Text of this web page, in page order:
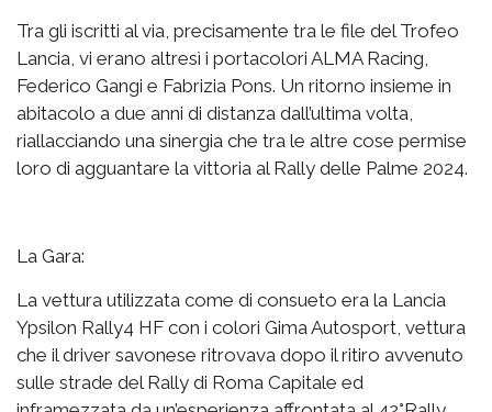
Tra gli iscritti al via, precisamente tra le file del Trofeo
Lancia, vi erano altresì i portacolori ALMA Racing,
Federico Gangi e Fabrizia Pons. Un ritorno insieme in
abitacolo a due anni di distanza dall’ultima volta,
riallacciando una sinergia che tra le altre cose permise
loro di agguantare la vittoria al Rally delle Palme 2024.
La Gara:
La vettura utilizzata come di consueto era la Lancia
Ypsilon Rally4 HF con i colori Gima Autosport, vettura
che il driver savonese ritrovava dopo il ritiro avvenuto
sulle strade del Rally di Roma Capitale ed